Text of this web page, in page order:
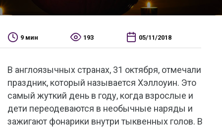
9 мин 193 05/11/2018
В англоязычных странах, 31 октября, отмечали
праздник, который называется Хэллоуин. Это
самый жуткий день в году, когда взрослые и
дети переодеваются в необычные наряды и
зажигают фонарики внутри тыквенных голов. В